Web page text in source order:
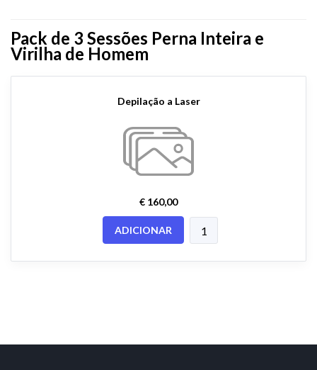
Pack de 3 Sessões Perna Inteira e
Virilha de Homem
Depilação a Laser
€ 160,00
ADICIONAR